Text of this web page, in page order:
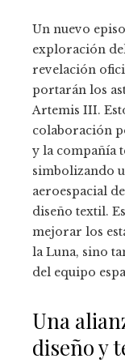
Un nuevo
exploración
revelación
portarán los
Artemis III.
colaboración
y la compañía
simbolizando
aeroespacial
diseño textil.
mejorar los
la Luna, sino
del equipo
Una
diseño y